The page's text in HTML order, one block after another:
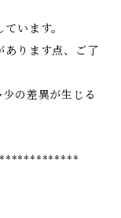
います。
あります点、ご了
の差異が生じる